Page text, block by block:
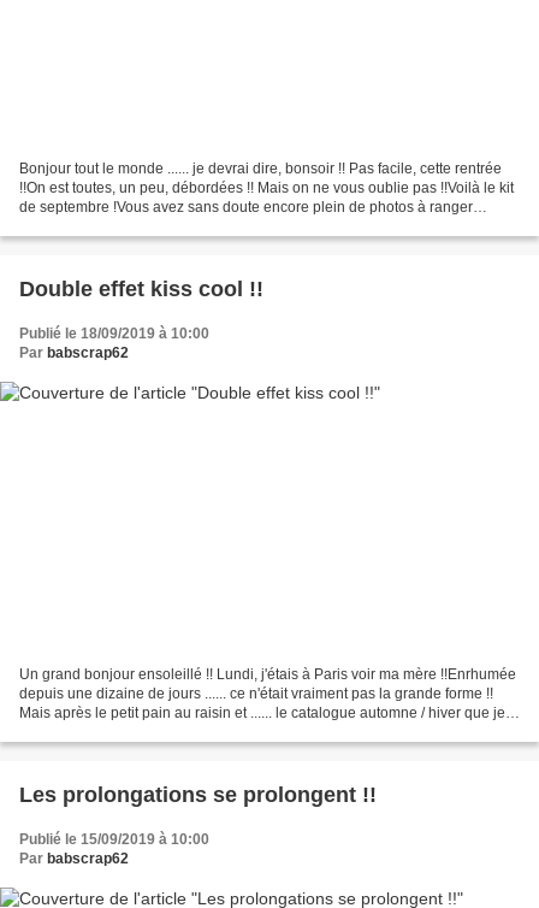
Bonjour tout le monde ...... je devrai dire, bonsoir !! Pas facile, cette rentrée
!!On est toutes, un peu, débordées !! Mais on ne vous oublie pas !!Voilà le kit
de septembre !Vous avez sans doute encore plein de photos à ranger
Double effet kiss cool !!
Publié le 18/09/2019 à 10:00
Par babscrap62
Un grand bonjour ensoleillé !! Lundi, j'étais à Paris voir ma mère !!Enrhumée
depuis une dizaine de jours ...... ce n'était vraiment pas la grande forme !!
Mais après le petit pain au raisin et ...... le catalogue automne / hiver que je
Les prolongations se prolongent !!
Publié le 15/09/2019 à 10:00
Par babscrap62